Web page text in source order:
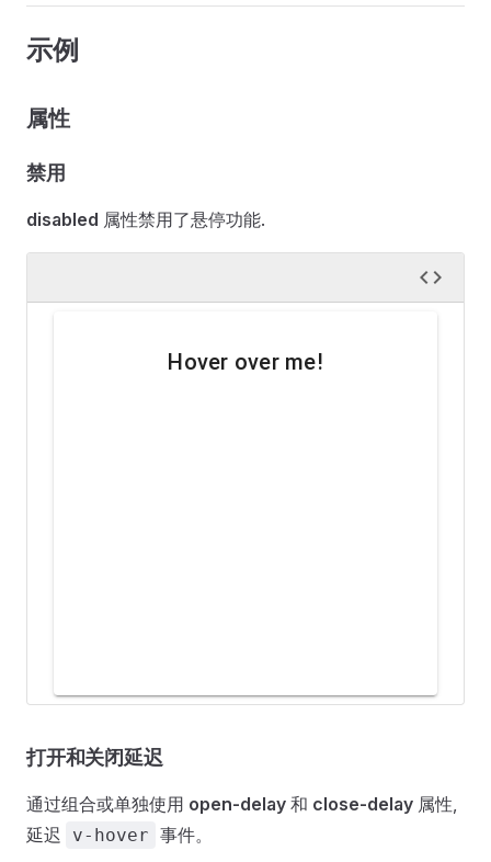
示例
属性
禁用
disabled 属性禁用了悬停功能.
Hover over me!
打开和关闭延迟
通过组合或单独使用 open-delay 和 close-delay 属性,
延迟
v-hover 事件。